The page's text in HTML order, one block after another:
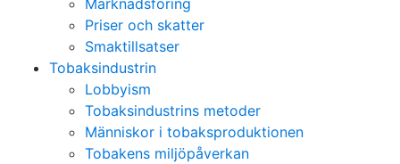
Marknadsföring
Priser och skatter
Smaktillsatser
Tobaksindustrin
Lobbyism
Tobaksindustrins metoder
Människor i tobaksproduktionen
Tobakens miljöpåverkan